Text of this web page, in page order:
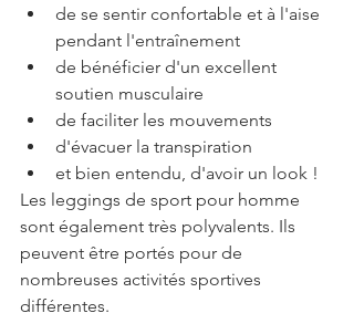
de se sentir confortable et à l'aise
pendant l'entraînement
de bénéficier d'un excellent
soutien musculaire
de faciliter les mouvements
d'évacuer la transpiration
et bien entendu, d'avoir un look !
Les leggings de sport pour homme
sont également très polyvalents. Ils
peuvent être portés pour de
nombreuses activités sportives
différentes.